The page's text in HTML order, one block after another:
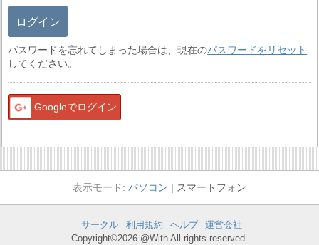
ログイン
パスワードを忘れてしまった場合は、現在のパスワードをリセット
してください。
Googleでログイン
パソコン スマートフォン
サークル 利用規約 ヘルプ
運営会社
Copyright©2026 @With All rights reserved.